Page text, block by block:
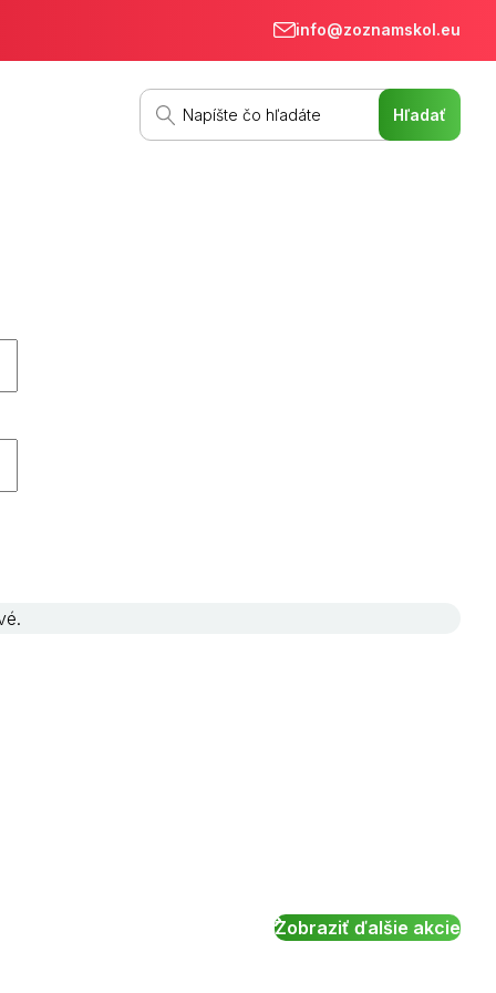
info@zoznamskol.eu
Zobraziť ďalšie akcie